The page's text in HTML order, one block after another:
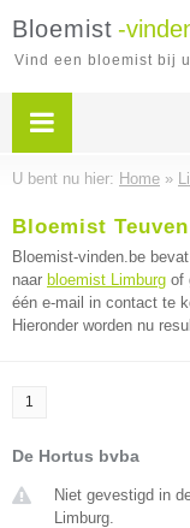
Bloemist -
Vind een bloemist bij
U bent nu hier: Home »
Bloemist Teuven
Bloemist-vinden.be
naar bloemist Limburg of
één e-mail in contact te
Hieronder worden nu
1
De Hortus bvba
Niet gevestigd in
Limburg.